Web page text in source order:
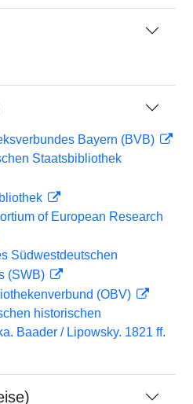
Bayern (BVB)
Staatsbibliothek
of European Research
Südwestdeutschen
(SWB)
(OBV)
historischen
Baader / Lipowsky. 1821 ff.